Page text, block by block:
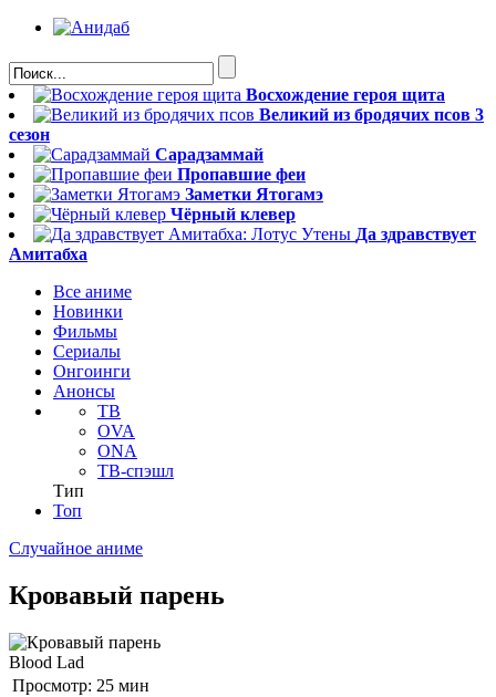
Восхождение героя щита
Великий из бродячих псов 3
сезон
Сарадзаммай
Пропавшие феи
Заметки Ятогамэ
Чёрный клевер
Да здравствует
Амитабха
Все аниме
Новинки
Фильмы
Сериалы
Онгоинги
Анонсы
ТВ
OVA
ONA
ТВ-спэшл
Тип
Топ
Случайное аниме
Кровавый парень
Blood Lad
Просмотр: 25 мин